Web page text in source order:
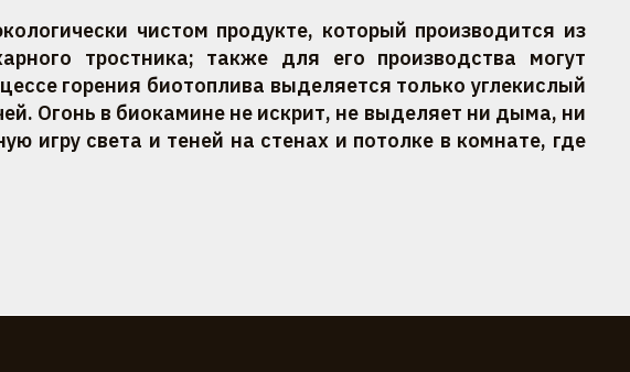
чистом продукте, который производится из
тростника; также для его производства могут
горения биотоплива выделяется только углекислый
Огонь в биокамине не искрит, не выделяет ни дыма, ни
игру света и теней на стенах и потолке в комнате, где